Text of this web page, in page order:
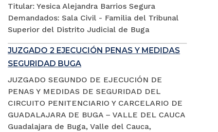
Titular: Yesica Alejandra Barrios Segura
Demandados: Sala Civil - Familia del Tribunal
Superior del Distrito Judicial de Buga
JUZGADO 2 EJECUCIÓN PENAS Y MEDIDAS
SEGURIDAD BUGA
JUZGADO SEGUNDO DE EJECUCIÓN DE
PENAS Y MEDIDAS DE SEGURIDAD DEL
CIRCUITO PENITENCIARIO Y CARCELARIO DE
GUADALAJARA DE BUGA – VALLE DEL CAUCA
Guadalajara de Buga, Valle del Cauca,